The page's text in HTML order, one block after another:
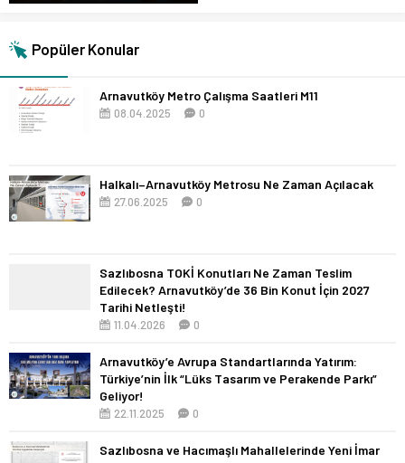
Popüler Konular
Arnavutköy Metro Çalışma Saatleri M11
08.04.2025 0
Halkalı–Arnavutköy Metrosu Ne Zaman Açılacak
27.06.2025 0
Sazlıbosna TOKİ Konutları Ne Zaman Teslim
Edilecek? Arnavutköy’de 36 Bin Konut İçin 2027
Tarihi Netleşti!
11.04.2026 0
Arnavutköy’e Avrupa Standartlarında Yatırım:
Türkiye’nin İlk “Lüks Tasarım ve Perakende Parkı”
Geliyor!
22.11.2025 0
Sazlıbosna ve Hacımaşlı Mahallelerinde Yeni İmar